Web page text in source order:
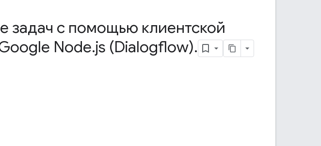
задач с помощью клиентской
Node.js (Dialogflow).